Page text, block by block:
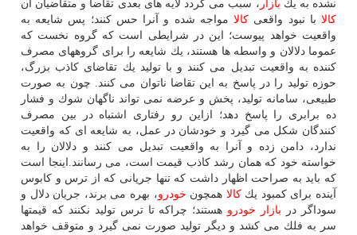
نشده به یك بازار ، سبب می گردد لایه های بعدی تقاضا و متقاضیان آن
كالابا نبود واقعی كالامواجه شده و آنرا حس كنند؛ پس شایعه به
واقعیت خواهد پیوست؛ این در شرایطی است كه گروه نخست كه
عموما دلالان و واسطه ها هستند، یك شایعه را برای گروههای مصرف
كننده به واقعیت تبدیل می كنند و با تولید یك تقاضای كاذب بزرگ،
حوزه تولید را در پاسخ به این تقاضا ناتوان می كنند. چون به صورت
طبیعی، سامانه تولید، پخش و عرضه نمی تواند ناگهان شوك و فشار
ده برابری را پاسخ دهد؛ ازاین رو رفتاری اشتباه در بین مصرف
كنندگان شكل می گیرد و خودشان در عمل، به شایعه ای كه واقعیت
ندارد، دامن زده و آنرا به واقعیت تبدیل می كنند و دلالان را به
خواسته خود كه همان رشد كاذب قیمت است، می رسانند.اینجا است
كه باید به صراحت اظهار داشت كه تنها جریانی كه از ترس و كابوس
آینده برای كمبود یككالا همچون خودرو، بهره می برند، جریان دلال و
سوداگر در بازار خودرو هستند؛ چراكه تا ترس تولید نكنند كه قیمتها
سر به فلك می كشد و دیگر تولید صورت نمی گیرد و متوقف خواهد